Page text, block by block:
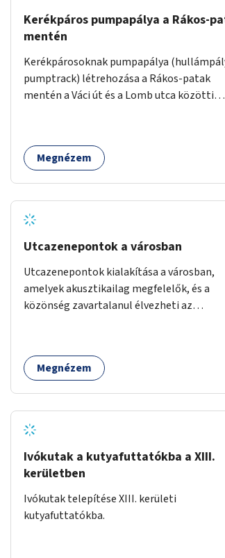
Kerékpáros pumpapálya a Rákos-
mentén
Kerékpárosoknak pumpapálya
pumptrack) létrehozása a Rákos-patak
mentén a Váci út és a Lomb utca közötti
Megnézem
Utcazenepontok a városban
Utcazenepontok kialakítása a városban,
amelyek akusztikailag megfelelők, és a
közönség zavartalanul élvezheti az
Megnézem
Ivókutak a kutyafuttatókba a XIII.
kerületben
Ivókutak telepítése XIII. kerületi
kutyafuttatókba.